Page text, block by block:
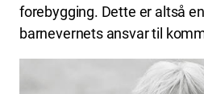
forebygging. Dette er altså
barnevernets ansvar til